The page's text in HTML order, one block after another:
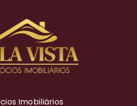
Imobiliários